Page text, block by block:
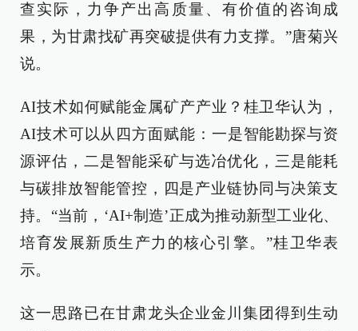
查实际，力争产出高质量、有价值的咨询成
果，为甘肃找矿再突破提供有力支撑。”唐菊兴
说。
AI技术如何赋能金属矿产产业？桂卫华认为，
AI技术可以从四方面赋能：一是智能勘探与资
源评估，二是智能采矿与选冶优化，三是能耗
与碳排放智能管控，四是产业链协同与决策支
持。“当前，‘AI+制造’正成为推动新型工业化、
培育发展新质生产力的核心引擎。”桂卫华表
示。
这一思路已在甘肃龙头企业金川集团得到生动